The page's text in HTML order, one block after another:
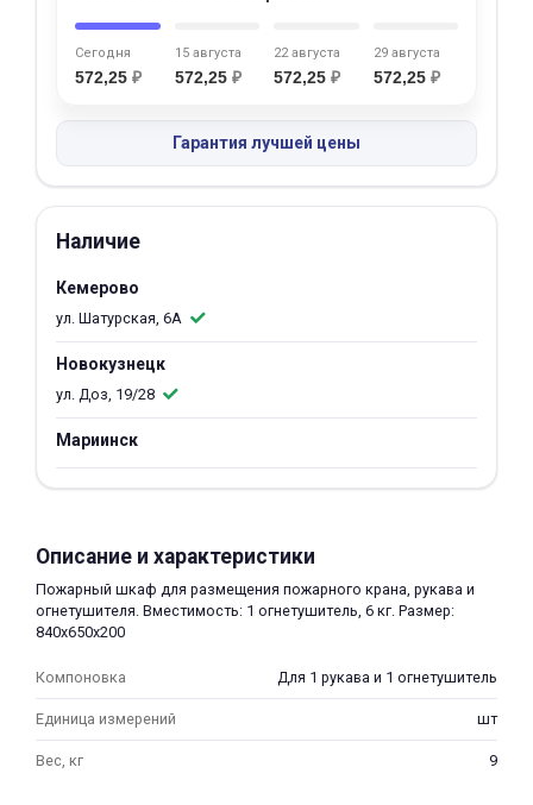
Сегодня
572,25 ₽
15 августа
572,25 ₽
22 августа
572,25 ₽
29 августа
572,25 ₽
Гарантия лучшей цены
Наличие
Кемерово
ул. Шатурская, 6А
Новокузнецк
ул. Доз, 19/28
Мариинск
Описание и характеристики
Пожарный шкаф для размещения пожарного крана, рукава и
огнетушителя. Вместимость: 1 огнетушитель, 6 кг. Размер:
840х650х200
Компоновка Для 1 рукава и 1 огнетушитель
Единица измерений шт
Вес, кг 9
об оплате Плайтом
раз в 2
недели
Остались вопросы?
plait.ru